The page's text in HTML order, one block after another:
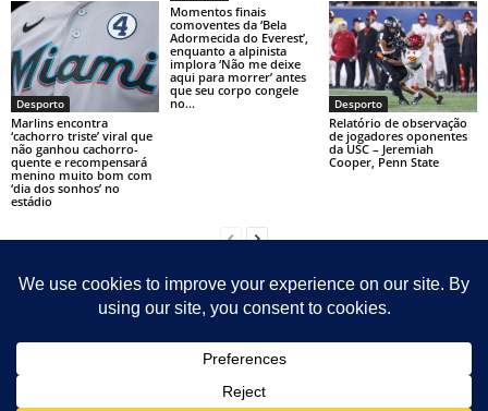
Desporto
Marlins encontra
‘cachorro triste’ viral que
não ganhou cachorro-
quente e recompensará
menino muito bom com
‘dia dos sonhos’ no
estádio
Momentos finais
comoventes da ‘Bela
Adormecida do Everest’,
enquanto a alpinista
implora ‘Não me deixe
aqui para morrer’ antes
que seu corpo congele
no...
Desporto
Relatório de observação
de jogadores oponentes
da USC – Jeremiah
Cooper, Penn State